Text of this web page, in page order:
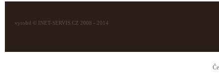
vyrobil © INET-SERVIS.CZ 2008 - 2014